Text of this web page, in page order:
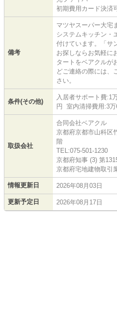
初期費用カード決済
備考
マツヤスーパー大宅
システムキッチン・
付けています。「サ
お探しならお気軽に
タートをベアクルが
どご連絡の際には、
さい。
条件(その他)
入居者サポート費:1
円 室内清掃費用:3万
取扱会社
合同会社ベアクル
京都府京都市山科区
階
TEL:075-501-1230
京都府知事 (3) 第
京都府宅地建物取引
情報更新日 2026年08月03日
更新予定日 2026年08月17日